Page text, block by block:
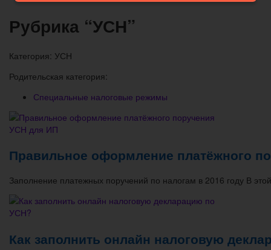
Рубрика “УСН”
Категория: УСН
Родительская категория:
Специальные налоговые режимы
Правильное оформление платёжного
Заполнение платежных поручений по налогам в 2016 году В
Как заполнить онлайн налоговую